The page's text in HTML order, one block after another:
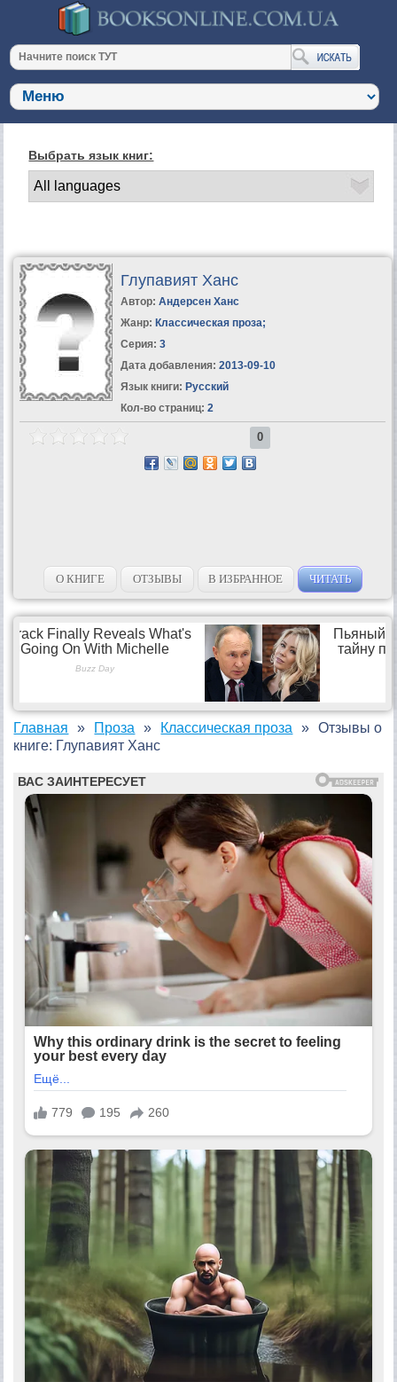
Выбрать язык книг:
Глупавият Ханс
Автор: Андерсен Ханс
Жанр: Классическая проза;
Серия: 3
Дата добавления: 2013-09-10
Язык книги: Русский
Кол-во страниц: 2
0
О КНИГЕ ОТЗЫВЫ В ИЗБРАННОЕ ЧИТАТЬ
Главная Проза Классическая проза
Отзывы о
книге: Глупавият Ханс